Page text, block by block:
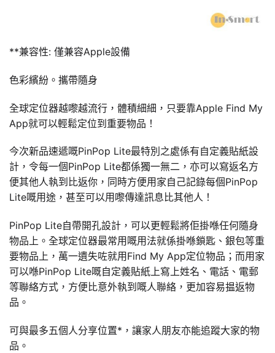
**兼容性: 僅兼容Apple設備
色彩繽紛。攜帶隨身
全球定位器越嚟越流行，體積細細，只要靠Apple Find My
App就可以輕鬆定位到重要物品！
今次新品速遞嘅PinPop Lite最特別之處係有自定義貼紙設
計，令每一個PinPop Lite都係獨一無二，亦可以寫返名方
便其他人執到比返你，同時方便用家自己記錄每個PinPop
Lite嘅用途，甚至可以用嚟傳達訊息比其他人！
PinPop Lite自帶開孔設計，可以更輕鬆將佢掛喺任何隨身
物品上。全球定位器最常用嘅用法就係掛喺鎖匙、銀包等重
要物品上，萬一遺失咗就用Find My App定位物品；而用家
可以喺PinPop Lite嘅自定義貼紙上寫上姓名、電話、電郵
等聯絡方式，方便比意外執到嘅人聯絡，更加容易揾返物
品。
可與最多五個人分享位置*，讓家人朋友亦能追蹤大家的物
品。